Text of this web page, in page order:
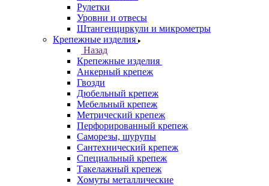
Рулетки
Уровни и отвесы
Штангенциркули и микрометры
Крепежные изделия
Назад
Крепежные изделия
Анкерный крепеж
Гвозди
Дюбельный крепеж
Мебельный крепеж
Метрический крепеж
Перфорированный крепеж
Саморезы, шурупы
Сантехнический крепеж
Специальный крепеж
Такелажный крепеж
Хомуты металлические